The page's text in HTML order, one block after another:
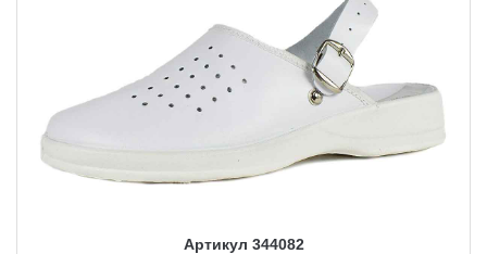
Артикул 344082